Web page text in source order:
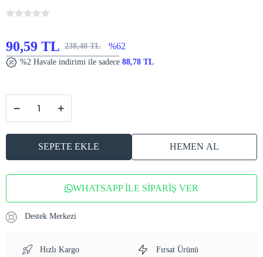
90,59 TL 238,40 TL %62
%2 Havale indirimi ile sadece 88,78 TL
SEPETE EKLE HEMEN AL
WHATSAPP İLE SİPARİŞ VER
Destek Merkezi
Hızlı Kargo Fırsat Ürünü